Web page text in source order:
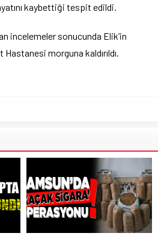
kaybettiği tespit edildi.
incelemeler sonucunda Elik’in
morguna kaldırıldı.